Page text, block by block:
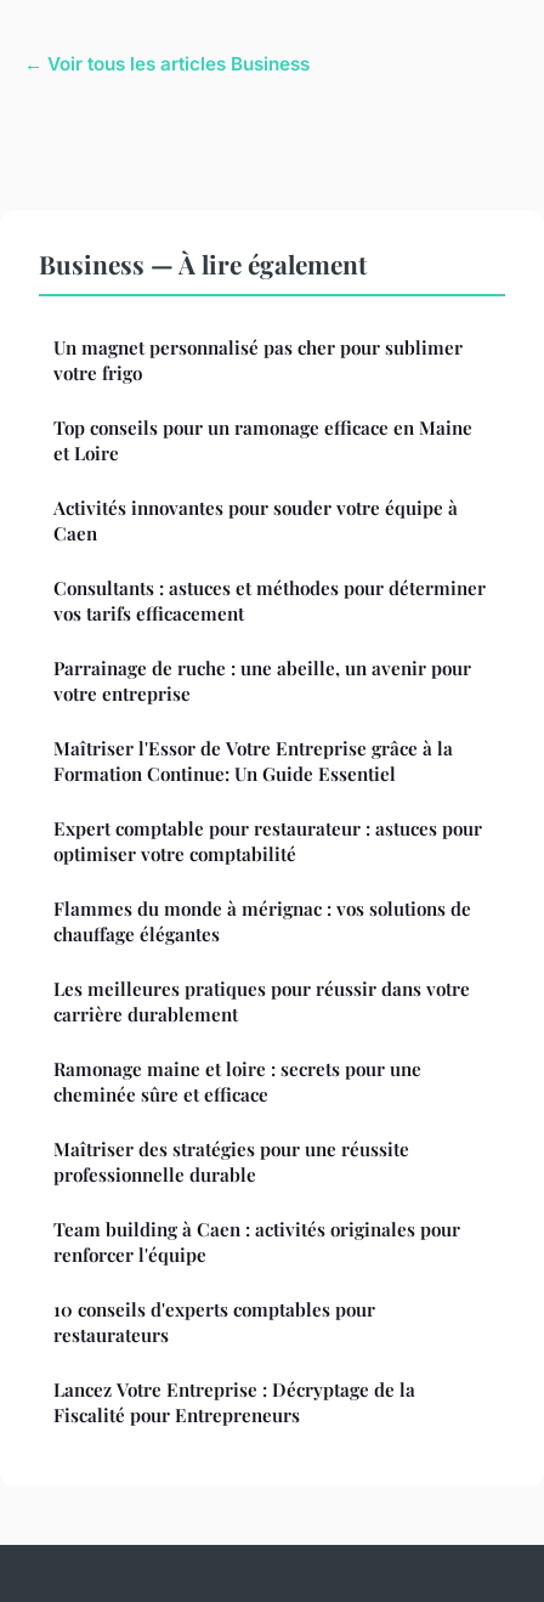
← Voir tous les articles Business
Business — À lire également
Un magnet personnalisé pas cher pour sublimer
votre frigo
Top conseils pour un ramonage efficace en Maine
et Loire
Activités innovantes pour souder votre équipe à
Caen
Consultants : astuces et méthodes pour déterminer
vos tarifs efficacement
Parrainage de ruche : une abeille, un avenir pour
votre entreprise
Maîtriser l'Essor de Votre Entreprise grâce à la
Formation Continue: Un Guide Essentiel
Expert comptable pour restaurateur : astuces pour
optimiser votre comptabilité
Flammes du monde à mérignac : vos solutions de
chauffage élégantes
Les meilleures pratiques pour réussir dans votre
carrière durablement
Ramonage maine et loire : secrets pour une
cheminée sûre et efficace
Maîtriser des stratégies pour une réussite
professionnelle durable
Team building à Caen : activités originales pour
renforcer l'équipe
10 conseils d'experts comptables pour
restaurateurs
Lancez Votre Entreprise : Décryptage de la
Fiscalité pour Entrepreneurs